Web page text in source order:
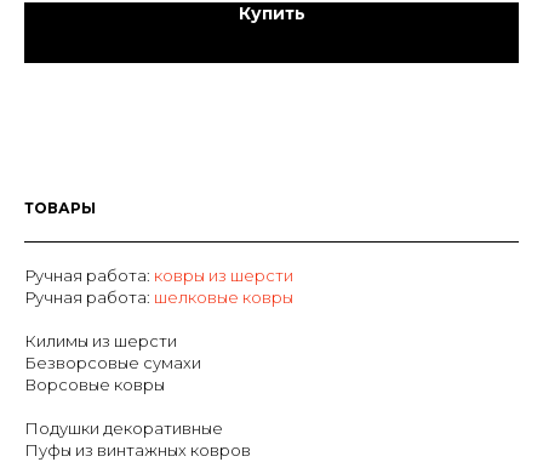
Купить
ТОВАРЫ
Ручная работа: ковры из шерсти
Ручная работа: шелковые ковры
Килимы из шерсти
Безворсовые сумахи
Ворсовые ковры
Подушки декоративные
Пуфы из винтажных ковров